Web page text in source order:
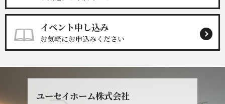
イベント申し込み
お気軽にお申込みください
ユーセイホーム株式会社